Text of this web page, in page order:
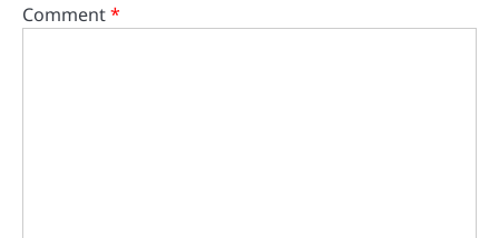
Comment*